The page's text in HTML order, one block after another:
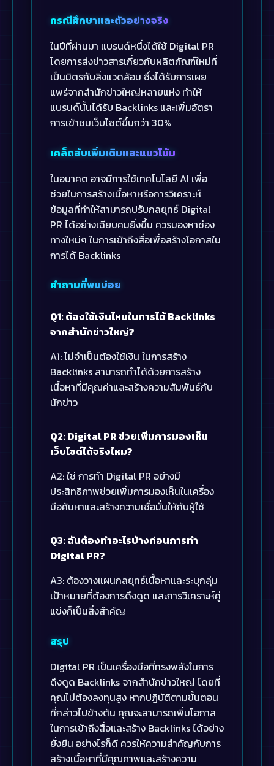
กรณีศึกษาและตัวอย่างจริง
ในปีที่ผ่านมา แบรนด์หนึ่งได้ใช้ Digital PR
โดยการส่งข่าวสารเกี่ยวกับผลิตภัณฑ์ใหม่ที่
เป็นมิตรกับสิ่งแวดล้อม ซึ่งได้รับการเผย
แพร่จากสำนักข่าวใหญ่หลายแห่ง ทำให้
แบรนด์นั้นได้รับ Backlinks และเพิ่มอัตรา
การเข้าชมเว็บไซต์ขึ้นกว่า 30%
เคล็ดลับเพิ่มเติมและแนวโน้ม
ในอนาคต อาจมีการใช้เทคโนโลยี AI เพื่อ
ช่วยในการสร้างเนื้อหาหรือการวิเคราะห์
ข้อมูลที่ทำให้สามารถปรับกลยุทธ์ Digital
PR ได้อย่างเฉียบคมยิ่งขึ้น ควรมองหาช่อง
ทางใหม่ๆ ในการเข้าถึงสื่อเพื่อสร้างโอกาสใน
การได้ Backlinks
คำถามที่พบบ่อย
Q1: ต้องใช้เงินไหมในการได้ Backlinks
จากสำนักข่าวใหญ่?
A1: ไม่จำเป็นต้องใช้เงิน ในการสร้าง
Backlinks สามารถทำได้ด้วยการสร้าง
เนื้อหาที่มีคุณค่าและสร้างความสัมพันธ์กับ
นักข่าว
Q2: Digital PR ช่วยเพิ่มการมองเห็น
เว็บไซต์ได้จริงไหม?
A2: ใช่ การทำ Digital PR อย่างมี
ประสิทธิภาพช่วยเพิ่มการมองเห็นในเครื่อง
มือค้นหาและสร้างความเชื่อมั่นให้กับผู้ใช้
Q3: ฉันต้องทำอะไรบ้างก่อนการทำ
Digital PR?
A3: ต้องวางแผนกลยุทธ์เนื้อหาและระบุกลุ่ม
เป้าหมายที่ต้องการดึงดูด และการวิเคราะห์คู่
แข่งก็เป็นสิ่งสำคัญ
สรุป
Digital PR เป็นเครื่องมือที่ทรงพลังในการ
ดึงดูด Backlinks จากสำนักข่าวใหญ่ โดยที่
คุณไม่ต้องลงทุนสูง หากปฏิบัติตามขั้นตอน
ที่กล่าวไปข้างต้น คุณจะสามารถเพิ่มโอกาส
ในการเข้าถึงสื่อและสร้าง Backlinks ได้อย่าง
ยั่งยืน อย่างไรก็ดี ควรให้ความสำคัญกับการ
สร้างเนื้อหาที่มีคุณภาพและสร้างความ